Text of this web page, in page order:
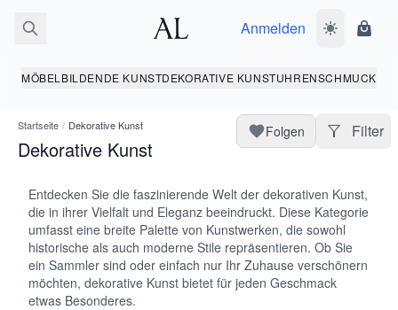
Anmelden
MÖBEL BILDENDE KUNSTDEKORATIVE KUNSTUHRENSCHMUCK
Startseite / Dekorative Kunst
Dekorative Kunst
Folgen Filter
Entdecken Sie die faszinierende Welt der dekorativen Kunst,
die in ihrer Vielfalt und Eleganz beeindruckt. Diese Kategorie
umfasst eine breite Palette von Kunstwerken, die sowohl
historische als auch moderne Stile repräsentieren. Ob Sie
ein Sammler sind oder einfach nur Ihr Zuhause verschönern
möchten, dekorative Kunst bietet für jeden Geschmack
etwas Besonderes.